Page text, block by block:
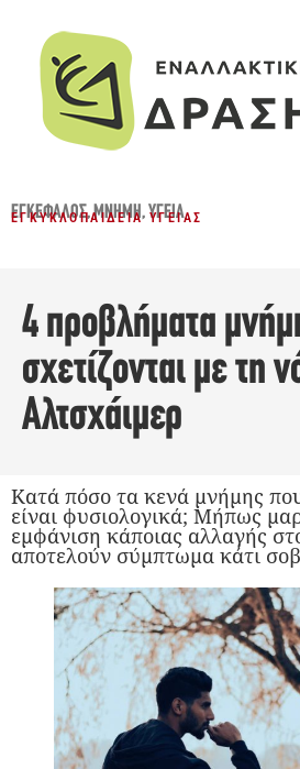
ΕΓΚΈΦΑΛΟΣ,ΜΝΉΜΗ,ΥΓΕΊΑ
ΕΓΚΥΚΛΟΠΑΊΔΕΙΑ ΥΓΕΊΑΣ
4 προβλήματα
σχετίζονται με τη
Αλτσχάιμερ
Κατά πόσο τα κενά μνήμης
είναι φυσιολογικά; Μήπως
εμφάνιση κάποιας αλλαγής
αποτελούν σύμπτωμα κάτι